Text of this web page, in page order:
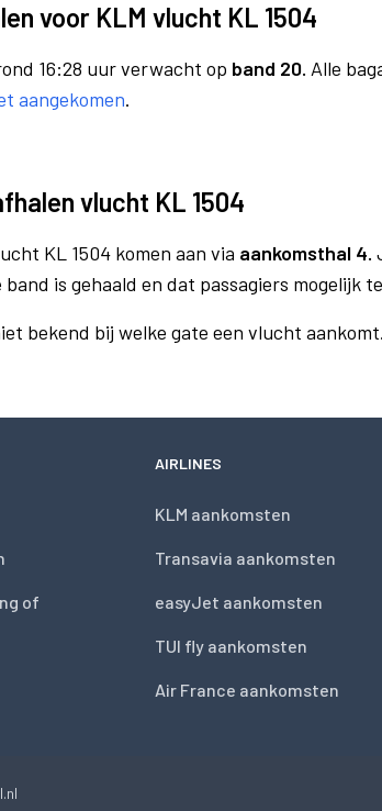
voor KLM vlucht KL 1504
16:28 uur verwacht op band 20. Alle
aangekomen.
vlucht KL 1504
KL 1504 komen aan via aankomsthal 4.
band is gehaald en dat passagiers mogelijk
bekend bij welke gate een vlucht
of
AIRLINES
KLM aankomsten
Transavia aankomsten
easyJet aankomsten
TUI fly aankomsten
Air France aankomsten